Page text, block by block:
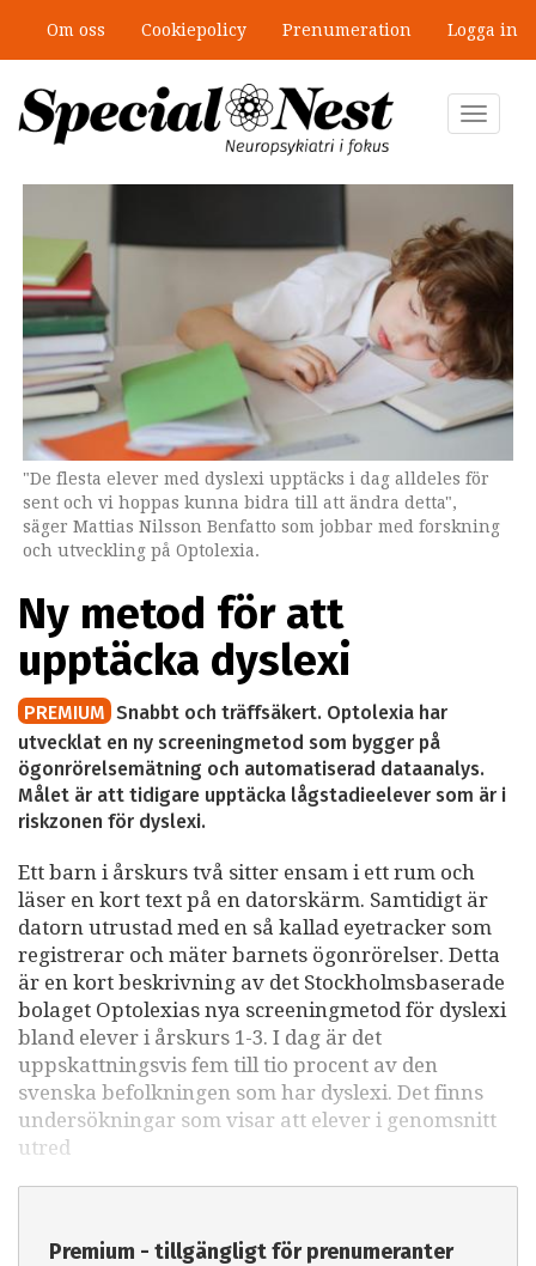
huvudinnehåll
Om oss Cookiepolicy Prenumeration Logga in
Toggle
"De flesta elever med dyslexi upptäcks i dag alldeles för
sent och vi hoppas kunna bidra till att ändra detta",
säger Mattias Nilsson Benfatto som jobbar med forskning
och utveckling på Optolexia.
Ny metod för att
upptäcka dyslexi
PREMIUM Snabbt och träffsäkert. Optolexia har
utvecklat en ny screeningmetod som bygger på
ögonrörelsemätning och automatiserad dataanalys.
Målet är att tidigare upptäcka lågstadieelever som är i
riskzonen för dyslexi.
Ett barn i årskurs två sitter ensam i ett rum och
läser en kort text på en datorskärm. Samtidigt är
datorn utrustad med en så kallad eyetracker som
registrerar och mäter barnets ögonrörelser. Detta
är en kort beskrivning av det Stockholmsbaserade
bolaget Optolexias nya screeningmetod för dyslexi
bland elever i årskurs 1-3. I dag är det
uppskattningsvis fem till tio procent av den
svenska befolkningen som har dyslexi. Det finns
undersökningar som visar att elever i genomsnitt
utred
Premium - tillgängligt för prenumeranter
”Jobbet gick bra – just därför togs
stödet bort”